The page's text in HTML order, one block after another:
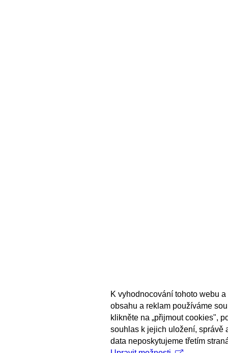
K vyhodnocování tohoto webu
obsahu a reklam používáme
klikněte na „přijmout cookies",
souhlas k jejich uložení, správě
data neposkytujeme třetím